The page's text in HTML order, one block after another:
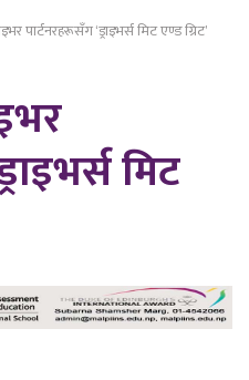
पार्टनरहरूसँग ‘ड्राइभर्स मिट एण्ड ग्रिट’
मिट